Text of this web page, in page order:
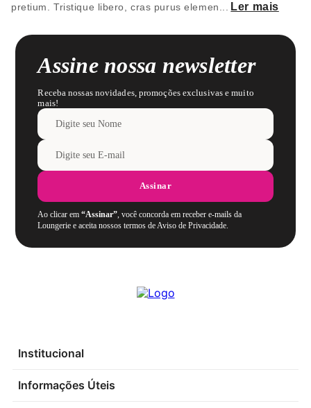
pretium. Tristique libero, cras purus elemen
Ler mais
Assine nossa newsletter
Receba nossas novidades, promoções exclusivas e muito
mais!
Assinar
Ao clicar em“Assinar”, você concorda em receber e-mails da
Loungerie e aceita nossos termos de Aviso de Privacidade.
Institucional
Informações Úteis